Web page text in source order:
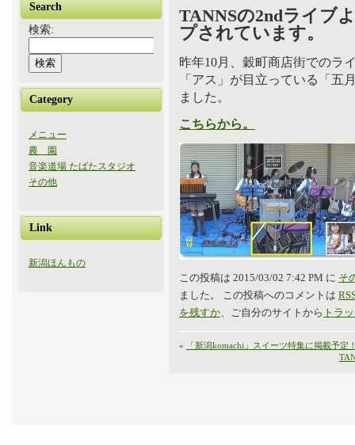
Search
検索:
Category
メニュー
農 園
音楽道場 たばたスタジオ
その他
Link
新潟ほんもの
TANNSの2ndライブ
プされています。
昨年10月、穀町商店街でのラ
「アス」が目立っている「五
ました。
こちらから。
この投稿は 2015/03/02 7:42 PM に そ
ました。 この投稿へのコメントは
を残すか 、ご自分のサイトから トラ
«
「新潟komachi」スイーツ特集に掲載予定